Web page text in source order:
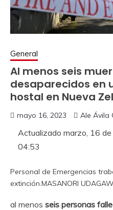
General
Al menos seis
desaparecidos en
hostal en Nueva
mayo 16, 2023 Ale Ávila
Actualizado marzo, 16
04:53
Personal de Emergencias
extinción.MASANORI
al menos seis personas